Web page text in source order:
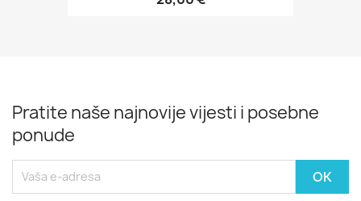
Pratite naše najnovije vijesti i posebne
ponude